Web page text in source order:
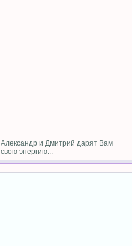
Александр и Дмитрий дарят Вам
свою энергию...